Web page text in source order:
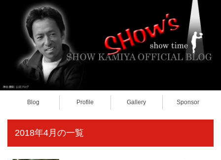
Blog Profile Gallery Sponsor
2018年4月の一覧